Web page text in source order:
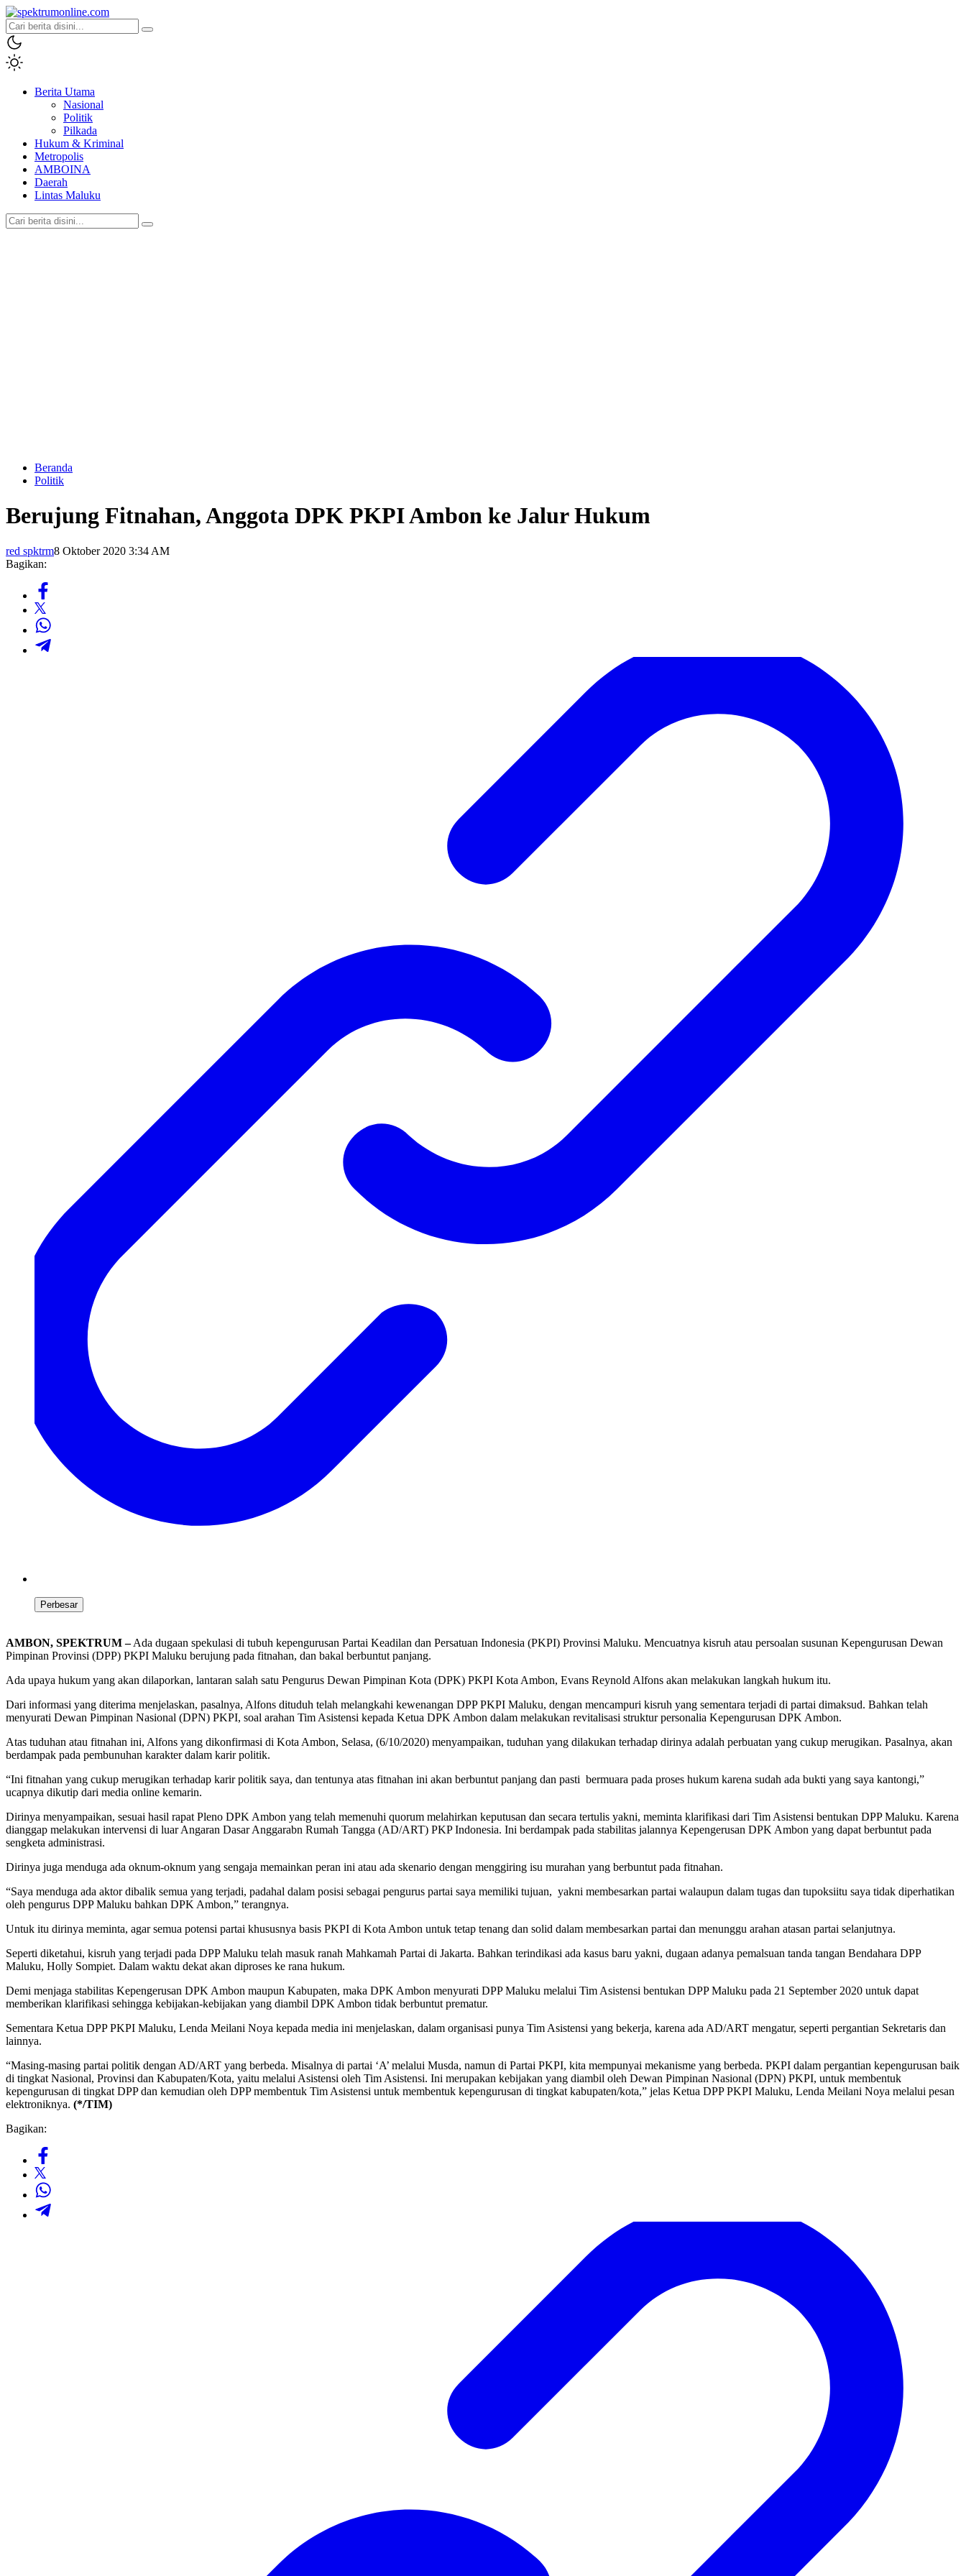
spektrumonline.com
Berita Utama
Nasional
Politik
Pilkada
Hukum & Kriminal
Metropolis
AMBOINA
Daerah
Lintas Maluku
Beranda
Politik
Berujung Fitnahan, Anggota DPK PKPI Ambon ke Jalur Hukum
red spktrm8 Oktober 2020 3:34 AM
Bagikan:
Perbesar
AMBON, SPEKTRUM –Ada dugaan spekulasi di tubuh kepengurusan Partai Keadilan dan Persatuan Indonesia (PKPI) Provinsi Maluku. Mencuatnya kisruh atau persoalan susunan Kepengurusan Dewan
Pimpinan Provinsi (DPP) PKPI Maluku berujung pada fitnahan, dan bakal berbuntut panjang.
Ada upaya hukum yang akan dilaporkan, lantaran salah satu Pengurus Dewan Pimpinan Kota (DPK) PKPI Kota Ambon, Evans Reynold Alfons akan melakukan langkah hukum itu.
Dari informasi yang diterima menjelaskan, pasalnya, Alfons dituduh telah melangkahi kewenangan DPP PKPI Maluku, dengan mencampuri kisruh yang sementara terjadi di partai dimaksud. Bahkan telah
menyurati Dewan Pimpinan Nasional (DPN) PKPI, soal arahan Tim Asistensi kepada Ketua DPK Ambon dalam melakukan revitalisasi struktur personalia Kepengurusan DPK Ambon.
Atas tuduhan atau fitnahan ini, Alfons yang dikonfirmasi di Kota Ambon, Selasa, (6/10/2020) menyampaikan, tuduhan yang dilakukan terhadap dirinya adalah perbuatan yang cukup merugikan. Pasalnya, akan
berdampak pada pembunuhan karakter dalam karir politik.
“Ini fitnahan yang cukup merugikan terhadap karir politik saya, dan tentunya atas fitnahan ini akan berbuntut panjang dan pasti bermuara pada proses hukum karena sudah ada bukti yang saya kantongi,”
ucapnya dikutip dari media online kemarin.
Dirinya menyampaikan, sesuai hasil rapat Pleno DPK Ambon yang telah memenuhi quorum melahirkan keputusan dan secara tertulis yakni, meminta klarifikasi dari Tim Asistensi bentukan DPP Maluku. Karena
dianggap melakukan intervensi di luar Angaran Dasar Anggarabn Rumah Tangga (AD/ART) PKP Indonesia. Ini berdampak pada stabilitas jalannya Kepengerusan DPK Ambon yang dapat berbuntut pada
sengketa administrasi.
Dirinya juga menduga ada oknum-oknum yang sengaja memainkan peran ini atau ada skenario dengan menggiring isu murahan yang berbuntut pada fitnahan.
“Saya menduga ada aktor dibalik semua yang terjadi, padahal dalam posisi sebagai pengurus partai saya memiliki tujuan, yakni membesarkan partai walaupun dalam tugas dan tupoksiitu saya tidak diperhatikan
oleh pengurus DPP Maluku bahkan DPK Ambon,” terangnya.
Untuk itu dirinya meminta, agar semua potensi partai khususnya basis PKPI di Kota Ambon untuk tetap tenang dan solid dalam membesarkan partai dan menunggu arahan atasan partai selanjutnya.
Seperti diketahui, kisruh yang terjadi pada DPP Maluku telah masuk ranah Mahkamah Partai di Jakarta. Bahkan terindikasi ada kasus baru yakni, dugaan adanya pemalsuan tanda tangan Bendahara DPP
Maluku, Holly Sompiet. Dalam waktu dekat akan diproses ke rana hukum.
Demi menjaga stabilitas Kepengerusan DPK Ambon maupun Kabupaten, maka DPK Ambon menyurati DPP Maluku melalui Tim Asistensi bentukan DPP Maluku pada 21 September 2020 untuk dapat
memberikan klarifikasi sehingga kebijakan-kebijakan yang diambil DPK Ambon tidak berbuntut prematur.
Sementara Ketua DPP PKPI Maluku, Lenda Meilani Noya kepada media ini menjelaskan, dalam organisasi punya Tim Asistensi yang bekerja, karena ada AD/ART mengatur, seperti pergantian Sekretaris dan
lainnya.
“Masing-masing partai politik dengan AD/ART yang berbeda. Misalnya di partai ‘A’ melalui Musda, namun di Partai PKPI, kita mempunyai mekanisme yang berbeda. PKPI dalam pergantian kepengurusan baik
di tingkat Nasional, Provinsi dan Kabupaten/Kota, yaitu melalui Asistensi oleh Tim Asistensi. Ini merupakan kebijakan yang diambil oleh Dewan Pimpinan Nasional (DPN) PKPI, untuk membentuk
kepengurusan di tingkat DPP dan kemudian oleh DPP membentuk Tim Asistensi untuk membentuk kepengurusan di tingkat kabupaten/kota,” jelas Ketua DPP PKPI Maluku, Lenda Meilani Noya melalui pesan
elektroniknya. (*/TIM)
Bagikan: